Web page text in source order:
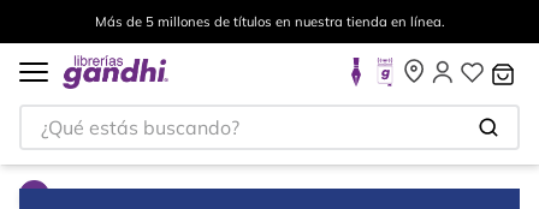
Más de 5 millones de títulos en nuestra tienda en línea.
¿Qué estás buscando?